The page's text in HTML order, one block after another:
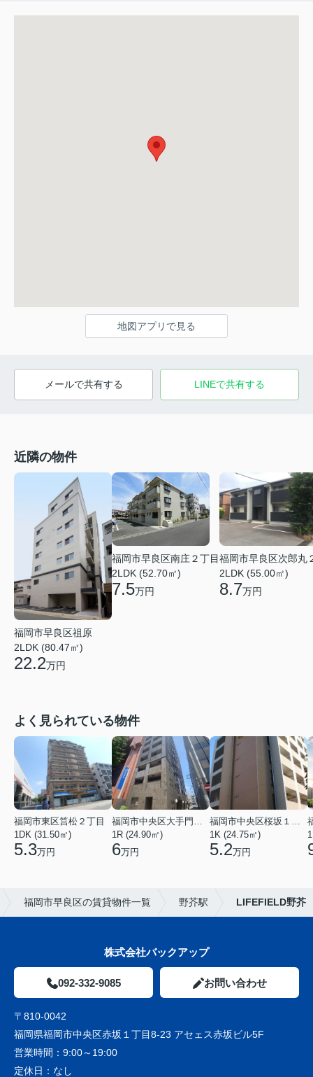
地図アプリで見る
メールで共有する LINEで共有する
近隣の物件
福岡市早良区祖原
2LDK (80.47㎡)
22.2万円
福岡市早良区南庄２丁目
2LDK (52.70㎡)
7.5万円
福岡市早良区次郎丸
2LDK (55.00㎡)
8.7万円
よく見られている物件
福岡市東区筥松２丁目
1DK (31.50㎡)
5.3万円
1R (24.90㎡)
6万円
1K (24.75㎡)
5.2万円
福岡市早良区の賃貸物件一覧 野芥駅 LIFEFIELD野芥
株式会社バックアップ
092-332-9085 お問い合わせ
〒810-0042
福岡県福岡市中央区赤坂１丁目8-23 アセェス赤坂ビル5F
営業時間： 9:00～19:00
定休日： なし